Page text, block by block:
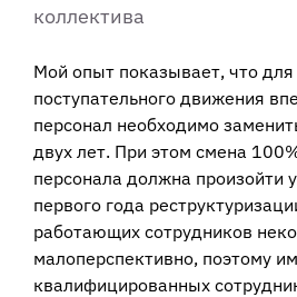
коллектива
Мой опыт показывает, что для
поступательного движения
персонал необходимо
двух лет. При этом смена
персонала должна произойти
первого года
работающих сотрудников
малоперспективно, поэтому
квалифицированных